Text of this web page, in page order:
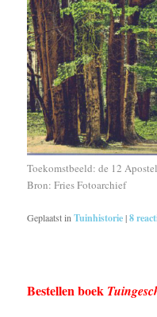
Toekomstbeeld: de 12
Bron: Fries Fotoarchief
Geplaatst inTuinhistorie|8
Bestellen boek